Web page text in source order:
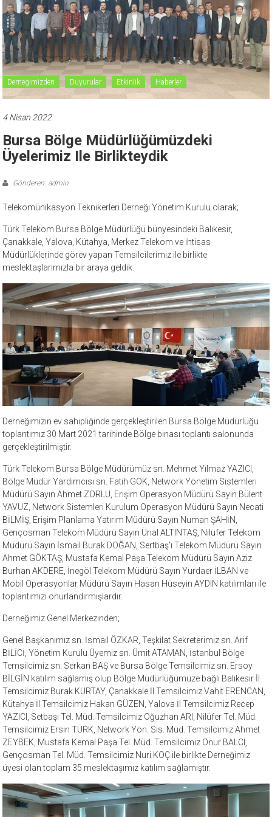
Dernegimizden Duyurular Etkinlik Haberler
4 Nisan 2022
Bursa Bölge Müdürlüğümüzdeki
Üyelerimiz Ile Birlikteydik
Gönderen: admin
Telekomünikasyon Teknikerleri Derneği Yönetim Kurulu olarak;
Türk Telekom Bursa Bölge Müdürlüğü bünyesindeki Balıkesir,
Çanakkale, Yalova, Kütahya, Merkez Telekom ve ihtisas
Müdürlüklerinde görev yapan Temsilcilerimiz ile birlikte
meslektaşlarımızla bir araya geldik.
Derneğimizin ev sahipliğinde gerçekleştirilen Bursa Bölge Müdürlüğü
toplantımız 30 Mart 2021 tarihinde Bölge binası toplantı salonunda
gerçekleştirilmiştir.
Türk Telekom Bursa Bölge Müdürümüz sn. Mehmet Yılmaz YAZICI,
Bölge Müdür Yardımcısı sn. Fatih GÖK, Network Yönetim Sistemleri
Müdürü Sayın Ahmet ZORLU, Erişim Operasyon Müdürü Sayın Bülent
YAVUZ, Network Sistemleri Kurulum Operasyon Müdürü Sayın Necati
BİLMİŞ, Erişim Planlama Yatırım Müdürü Sayın Numan ŞAHİN,
Gençosman Telekom Müdürü Sayın Ünal ALTINTAŞ, Nilüfer Telekom
Müdürü Sayın İsmail Burak DOĞAN, Sertbaş’ı Telekom Müdürü Sayın
Ahmet GÖKTAŞ, Mustafa Kemal Paşa Telekom Müdürü Sayın Aziz
Burhan AKDERE, İnegöl Telekom Müdürü Sayın Yurdaer İLBAN ve
Mobil Operasyonlar Müdürü Sayın Hasan Hüseyin AYDIN katılımları ile
toplantımızı onurlandırmışlardır.
Derneğimiz Genel Merkezinden;
Genel Başkanımız sn. İsmail ÖZKAR, Teşkilat Sekreterimiz sn. Arif
BİLİCİ, Yönetim Kurulu Üyemiz sn. Ümit ATAMAN, İstanbul Bölge
Temsilcimiz sn. Serkan BAŞ ve Bursa Bölge Temsilcimiz sn. Ersoy
BİLGİN katılım sağlamış olup Bölge Müdürlüğümüze bağlı Balıkesir İl
Temsilcimiz Burak KURTAY, Çanakkale İl Temsilcimiz Vahit ERENCAN,
Kütahya İl Temsilcimiz Hakan GÜZEN, Yalova İl Temsilcimiz Recep
YAZICI, Setbaşı Tel. Müd. Temsilcimiz Oğuzhan ARI, Nilüfer Tel. Müd.
Temsilcimiz Ersin TÜRK, Network Yön. Sis. Müd. Temsilcimiz Ahmet
ZEYBEK, Mustafa Kemal Paşa Tel. Müd. Temsilcimiz Onur BALCI,
Gençosman Tel. Müd. Temsilcimiz Nuri KOÇ ile birlikte Derneğimiz
üyesi olan toplam 35 meslektaşımız katılım sağlamıştır.